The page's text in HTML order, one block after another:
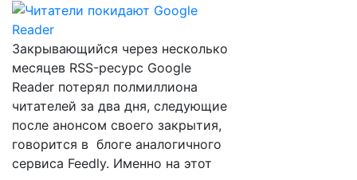
Закрывающийся через несколько
месяцев RSS-ресурс Google
Reader потерял полмиллиона
читателей за два дня, следующие
после анонсом своего закрытия,
говорится в блоге аналогичного
сервиса Feedly. Именно на этот